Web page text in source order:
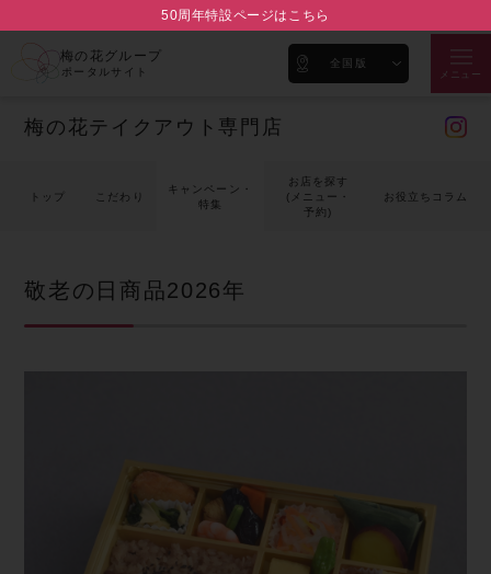
50周年特設ページはこちら
梅の花グループ
ポータルサイト
全国版
メニュー
梅の花テイクアウト専門店
トップ こだわり
キャンペーン・
特集
お店を探す
(メニュー・
予約)
お役立ちコラム
敬老の日商品2026年